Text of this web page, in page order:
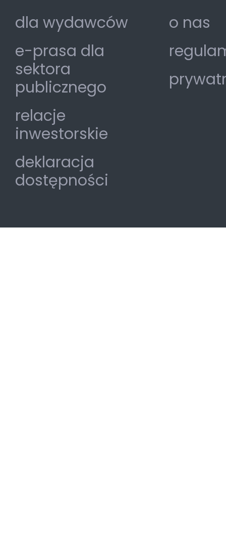
dla wydawców
e-prasa dla
sektora
publicznego
relacje
inwestorskie
deklaracja
dostępności
o nas